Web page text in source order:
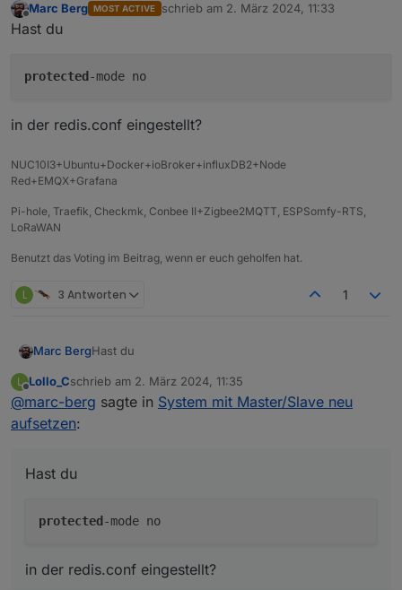
Offline
Marc Berg MOST ACTIVE schrieb am 2. März 2024, 11:33
zuletzt editiert von
Hast du
protected
in der redis.conf eingestellt?
NUC10I3+Ubuntu+Docker+ioBroker+influxDB2+Node
Red+EMQX+Grafana
Pi-hole, Traefik, Checkmk, Conbee II+Zigbee2MQTT, ESPSomfy-RTS,
LoRaWAN
Benutzt das Voting im Beitrag, wenn er euch geholfen hat.
L 3 Antworten 1
Marc BergHast du
L Lollo_Cschrieb am 2. März 2024, 11:35
zuletzt editiert von
@marc-berg sagte in System mit Master/Slave neu
aufsetzen:
Hast du
protected
in der redis.conf eingestellt?